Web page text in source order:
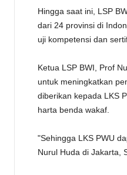
Hingga saat ini, LSP
dari 24 provinsi di
uji kompetensi dan
Ketua LSP BWI, Prof
untuk meningkatkan
diberikan kepada LKS
harta benda wakaf.
"Sehingga LKS PWU
Nurul Huda di Jakarta,